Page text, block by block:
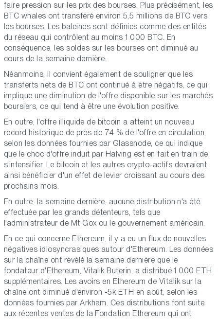
faire pression sur les prix des bourses. Plus précisément, les
BTC whales ont transféré environ 5,5 millions de BTC vers
les bourses. Les baleines sont définies comme des entités
du réseau qui contrôlent au moins 1 000 BTC. En
conséquence, les soldes sur les bourses ont diminué au
cours de la semaine dernière.
Néanmoins, il convient également de souligner que les
transferts nets de BTC ont continué à être négatifs, ce qui
implique une diminution de l'offre disponible sur les marchés
boursiers, ce qui tend à être une évolution positive.
En outre, l'offre illiquide de bitcoin a atteint un nouveau
record historique de près de 74 % de l'offre en circulation,
selon les données fournies par Glassnode, ce qui indique
que le choc d'offre induit par Halving est en fait en train de
s'intensifier. Le bitcoin et les autres crypto-actifs devraient
ainsi bénéficier d'un effet de levier croissant au cours des
prochains mois.
En outre, la semaine dernière, aucune distribution n'a été
effectuée par les grands détenteurs, tels que
l'administrateur de Mt Gox ou le gouvernement américain.
En ce qui concerne Ethereum, il y a eu un flux de nouvelles
négatives idiosyncrasiques autour d'Ethereum. Les données
sur la chaîne ont révélé la semaine dernière que le
fondateur d'Ethereum, Vitalik Buterin, a distribué 1 000 ETH
supplémentaires. Les avoirs en Ethereum de Vitalik sur la
chaîne ont diminué d'environ -5k ETH en août, selon les
données fournies par Arkham. Ces distributions font suite
aux récentes ventes de la Fondation Ethereum qui ont